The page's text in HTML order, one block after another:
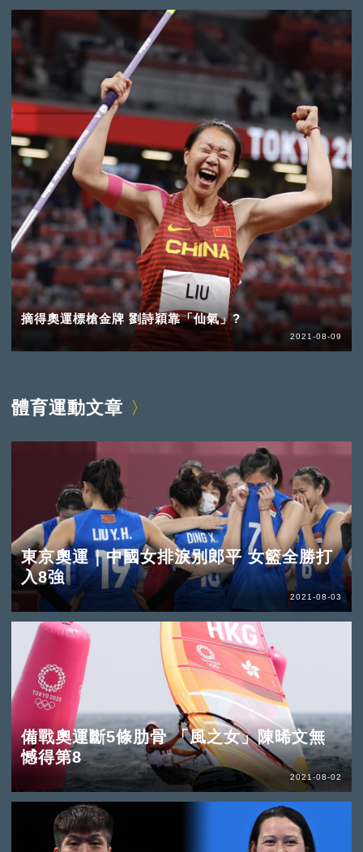
摘得奧運標槍金牌 劉詩穎靠「仙氣」?
2021-08-09
體育運動文章
東京奧運｜中國女排淚別郎平 女籃全勝打
入8強
2021-08-03
備戰奧運斷5條肋骨 「風之女」陳晞文無
憾得第8
2021-08-02